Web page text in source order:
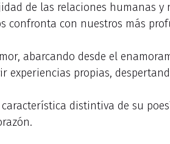
de las relaciones humanas
con nuestros más
abarcando desde el
experiencias propias,
distintiva de su